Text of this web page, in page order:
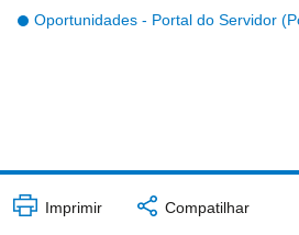
Oportunidades - Portal do Servidor
Imprimir Compatilhar